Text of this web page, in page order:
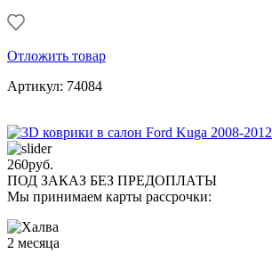
Отложить товар
Артикул: 74084
260руб.
ПОД ЗАКАЗ БЕЗ ПРЕДОПЛАТЫ
Мы принимаем карты рассрочки:
2 месяца